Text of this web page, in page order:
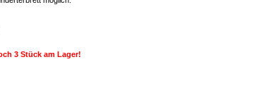
3 Stück am Lager!